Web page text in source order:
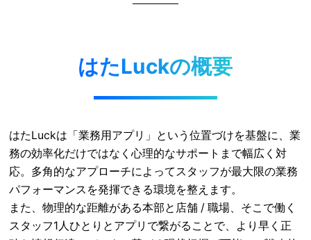
はたLuckの概要
はたLuckは「業務用アプリ」という位置づけを基盤に、業
務の効率化だけではなく心理的なサポートまで幅広く対
応。多角的なアプローチによってスタッフが最大限の業務
パフォーマンスを発揮できる環境を整えます。
また、物理的な距離がある本部と店舗 / 職場、そこで働く
スタッフ1人ひとりとアプリで繋がることで、より早く正